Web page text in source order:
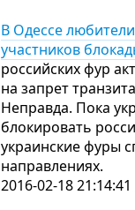
В Одессе
участников
российских фур
на запрет
Неправда. Пока
блокировать
украинские фуры
направлениях.
2016-02-18 21:14:41